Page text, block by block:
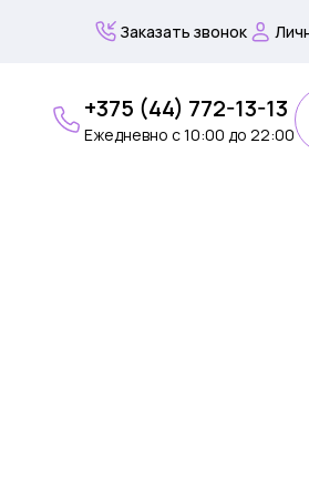
Заказать звонок
+375 (44) 772-13-13
Ежедневно c 10:00 до 22:00